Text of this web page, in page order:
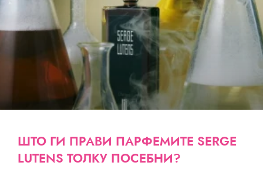
ШТО ГИ ПРАВИ ПАРФЕМИТЕ SERGE
LUTENS ТОЛКУ ПОСЕБНИ?